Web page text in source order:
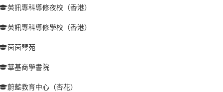
英訊專科導修夜校（香港）
英訊專科導修學校（香港）
茵茵琴苑
華基商學書院
蔚藍教育中心（杏花）